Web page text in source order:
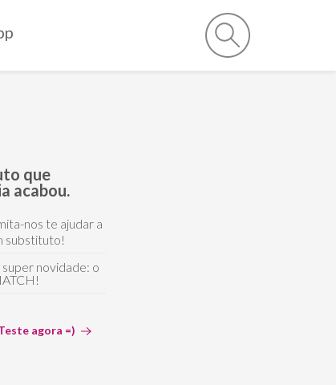
que
acabou.
nos te ajudar a
substituto!
novidade: o
agora =)